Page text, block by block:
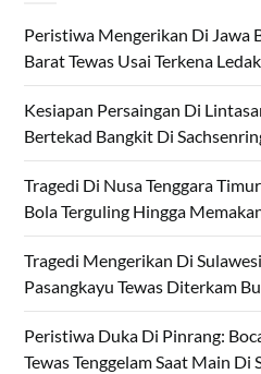
Peristiwa Mengerikan Di Jawa
Barat Tewas Usai Terkena
Kesiapan Persaingan Di
Bertekad Bangkit Di
Tragedi Di Nusa Tenggara
Bola Terguling Hingga
Tragedi Mengerikan Di
Pasangkayu Tewas Diterkam
Peristiwa Duka Di Pinrang:
Tewas Tenggelam Saat Main Di